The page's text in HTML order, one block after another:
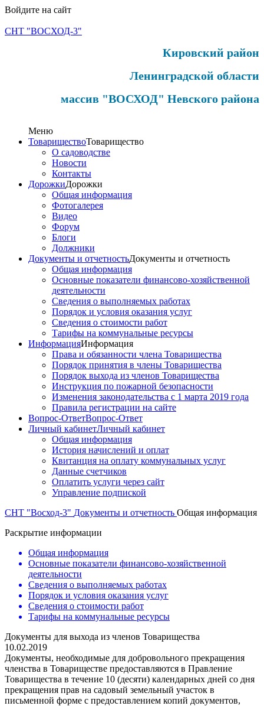
Войдите на сайт
СНТ "ВОСХОД-3"
Кировский район
Ленинградской области
массив "ВОСХОД" Невского района
Меню
ТовариществоТоварищество
О садоводстве
Новости
Контакты
ДорожкиДорожки
Общая информация
Фотогалерея
Видео
Форум
Блоги
Должники
Документы и отчетностьДокументы и отчетность
Общая информация
Основные показатели финансово-хозяйственной
деятельности
Сведения о выполняемых работах
Порядок и условия оказания услуг
Сведения о стоимости работ
Тарифы на коммунальные ресурсы
ИнформацияИнформация
Права и обязанности члена Товарищества
Порядок принятия в члены Товарищества
Порядок выхода из членов Товарищества
Инструкция по пожарной безопасности
Изменения законодательства с 1 марта 2019 года
Правила регистрации на сайте
Вопрос-ОтветВопрос-Ответ
Личный кабинетЛичный кабинет
Общая информация
История начислений и оплат
Квитанция на оплату коммунальных услуг
Данные счетчиков
Оплатить услуги через сайт
Управление подпиской
СНТ "Восход-3" Документы и отчетность Общая информация
Раскрытие информации
Общая информация
Основные показатели финансово-хозяйственной
деятельности
Сведения о выполняемых работах
Порядок и условия оказания услуг
Сведения о стоимости работ
Тарифы на коммунальные ресурсы
Документы для выхода из членов Товарищества
10.02.2019
Документы, необходимые для добровольного прекращения
членства в Товариществе предоставляются в Правление
Товарищества в течение 10 (десяти) календарных дней со дня
прекращения прав на садовый земельный участок в
письменной форме с предоставлением копий документов,